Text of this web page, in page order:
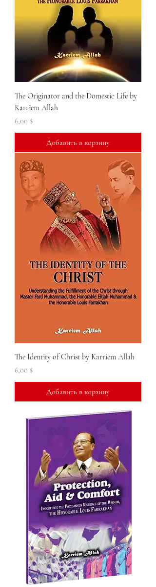
The Originator and the Domestic Life by
Karriem Allah
Цена
6,00 $
Добавить в корзину
The Identity of Christ by Karriem Allah
Цена
6,00 $
Добавить в корзину